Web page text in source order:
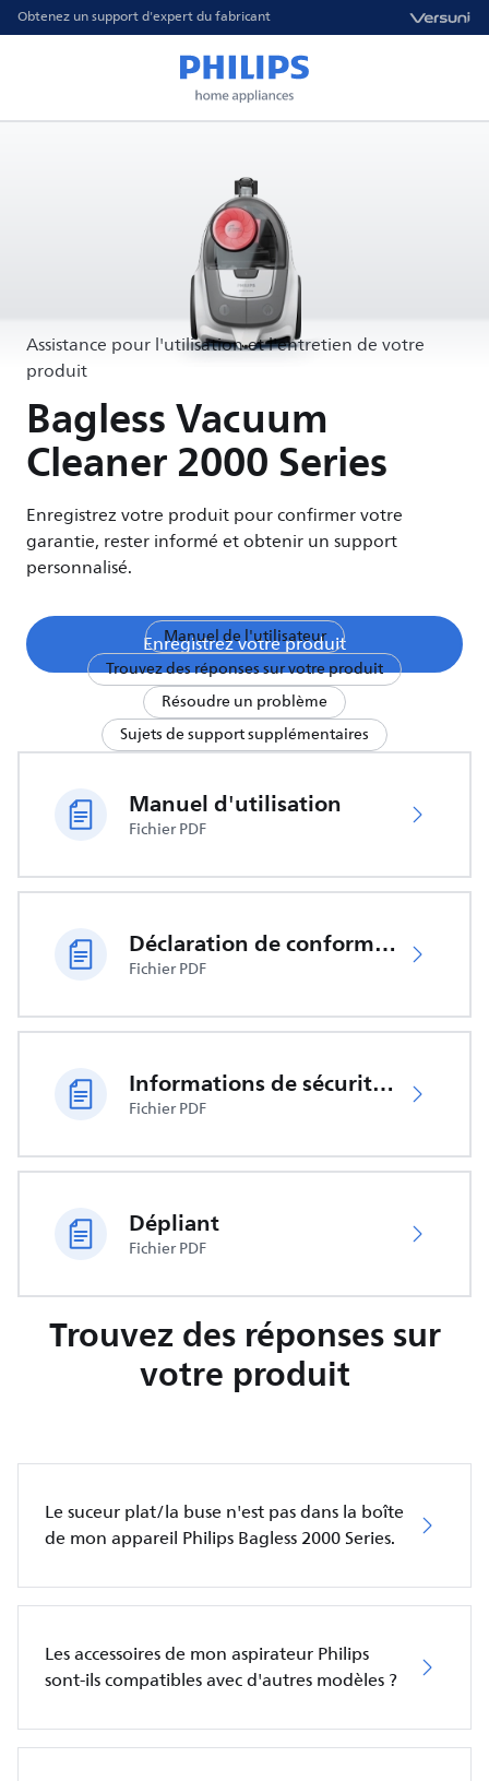
Obtenez un support d'expert du fabricant
Assistance pour l'utilisation et l'entretien de votre
produit
Bagless Vacuum
Cleaner 2000 Series
Enregistrez votre produit pour confirmer votre
garantie, rester informé et obtenir un support
personnalisé.
Enregistrez votre produit
Manuel de l'utilisateur
Trouvez des réponses sur votre produit
Résoudre un problème
Sujets de support supplémentaires
Manuel d'utilisation
Fichier PDF
Déclaration de conformité UE
Fichier PDF
Informations de sécurité importantes
Fichier PDF
Dépliant
Fichier PDF
Trouvez des réponses sur
votre produit
Le suceur plat/la buse n'est pas dans la boîte
de mon appareil Philips Bagless 2000 Series.
Les accessoires de mon aspirateur Philips
sont-ils compatibles avec d'autres modèles ?